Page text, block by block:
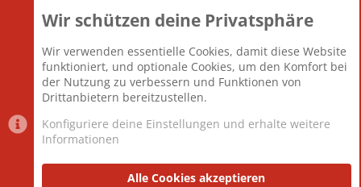
Themen
Mitglieder
12.425
Neuestes Mitglied
Toddster85
Datenschutzerklärung Impressum
Wir schützen deine Privatsphäre
Wir verwenden essentielle Cookies, damit diese Website
funktioniert, und optionale Cookies, um den Komfort bei
der Nutzung zu verbessern und Funktionen von
Drittanbietern bereitzustellen.
Konfiguriere deine Einstellungen und erhalte weitere
Informationen
Alle Cookies akzeptieren